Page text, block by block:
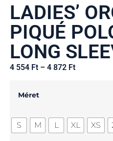
LADIES’
PIQUÉ
LONG
4 554 Ft – 4 872 Ft
Méret
S M L XL XS